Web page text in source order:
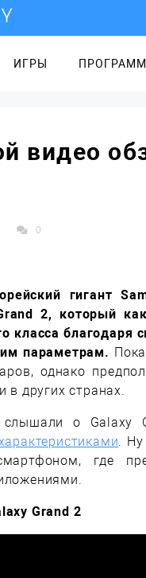
ИГРЫ
видео
0
гигант
2, который
класса
параметрам.
однако
в других странах.
о Galaxy
. Ну
где
Grand 2